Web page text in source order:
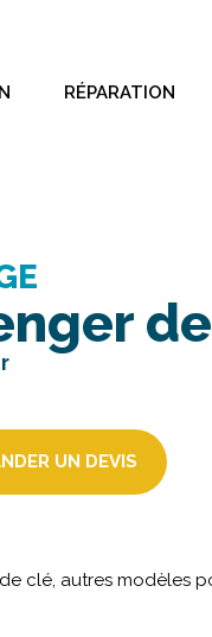
RÉPARATION
UN DEVIS
clé, autres modèles